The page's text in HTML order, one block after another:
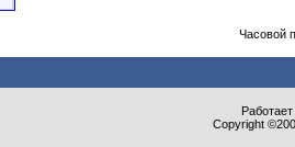
Часовой
Copyright